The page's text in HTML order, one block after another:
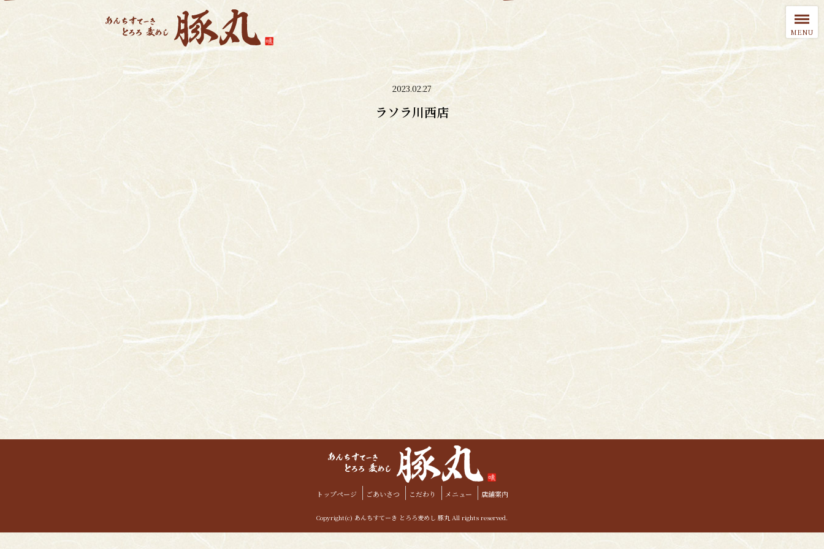
2023.02.27
ラソラ川西店
トップページ ごあいさつ こだわり メニュー 店舗案内
Copyright(c) あんちすてーき とろろ麦めし 豚丸 All rights reserved.